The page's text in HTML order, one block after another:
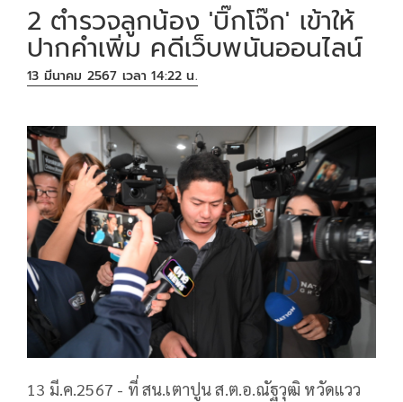
2 ตำรวจลูกน้อง 'บิ๊กโจ๊ก' เข้าให้
ปากคำเพิ่ม คดีเว็บพนันออนไลน์
13 มีนาคม 2567 เวลา 14:22 น.
13 มี.ค.2567 - ที่ สน.เตาปูน ส.ต.อ.ณัฐวุฒิ หวัดแวว